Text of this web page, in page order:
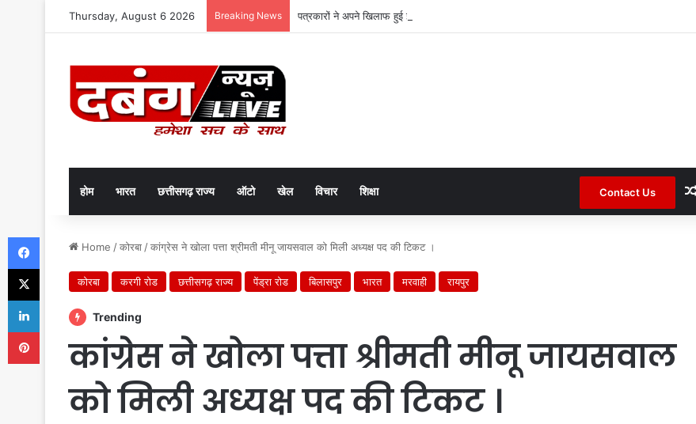
Thursday, August 6 2026 Breaking News पत्रकारों ने अपने खिलाफ हुई झुठी शिकायत के बाद रखा अपना पक्ष ।
होम भारत छत्तीसगढ़ राज्य ऑटो खेल विचार शिक्षा Contact Us
Home /कोरबा /कांग्रेस ने खोला पत्ता श्रीमती मीनू जायसवाल को मिली अध्यक्ष पद की टिकट ।
कोरबा करगी रोड छत्तीसगढ़ राज्य पेंड्रा रोड बिलासपुर भारत मरवाही रायपुर
Trending
कांग्रेस ने खोला पत्ता श्रीमती मीनू जायसवाल
को मिली अध्यक्ष पद की टिकट ।
Facebook
X
LinkedIn
Pinterest